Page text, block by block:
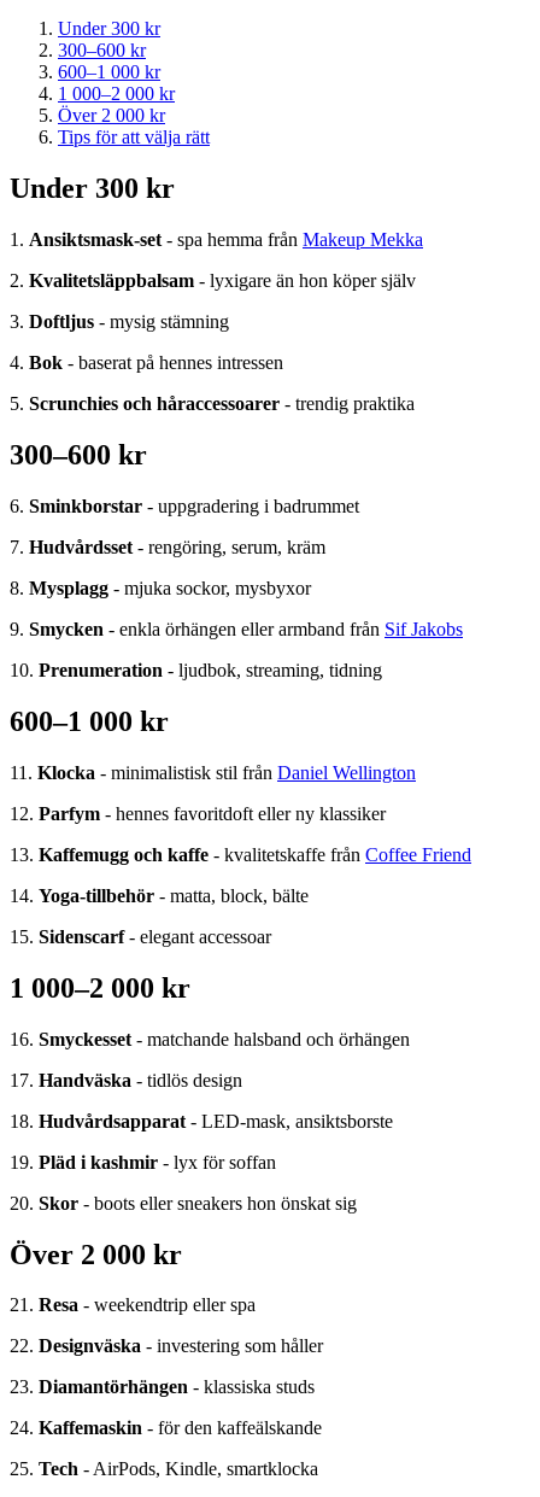
Under 300 kr
300–600 kr
600–1 000 kr
1 000–2 000 kr
Över 2 000 kr
Tips för att välja rätt
Under 300 kr
1. Ansiktsmask-set - spa hemma från Makeup Mekka
2. Kvalitetsläppbalsam - lyxigare än hon köper själv
3. Doftljus - mysig stämning
4. Bok - baserat på hennes intressen
5. Scrunchies och håraccessoarer - trendig praktika
300–600 kr
6. Sminkborstar - uppgradering i badrummet
7. Hudvårdsset - rengöring, serum, kräm
8. Mysplagg - mjuka sockor, mysbyxor
9. Smycken - enkla örhängen eller armband från Sif Jakobs
10. Prenumeration - ljudbok, streaming, tidning
600–1 000 kr
11. Klocka - minimalistisk stil från Daniel Wellington
12. Parfym - hennes favoritdoft eller ny klassiker
13. Kaffemugg och kaffe - kvalitetskaffe från Coffee Friend
14. Yoga-tillbehör - matta, block, bälte
15. Sidenscarf- elegant accessoar
1 000–2 000 kr
16. Smyckesset - matchande halsband och örhängen
17. Handväska - tidlös design
18. Hudvårdsapparat - LED-mask, ansiktsborste
19. Pläd i kashmir - lyx för soffan
20. Skor - boots eller sneakers hon önskat sig
Över 2 000 kr
21. Resa - weekendtrip eller spa
22. Designväska - investering som håller
23. Diamantörhängen - klassiska studs
24. Kaffemaskin - för den kaffeälskande
25. Tech - AirPods, Kindle, smartklocka